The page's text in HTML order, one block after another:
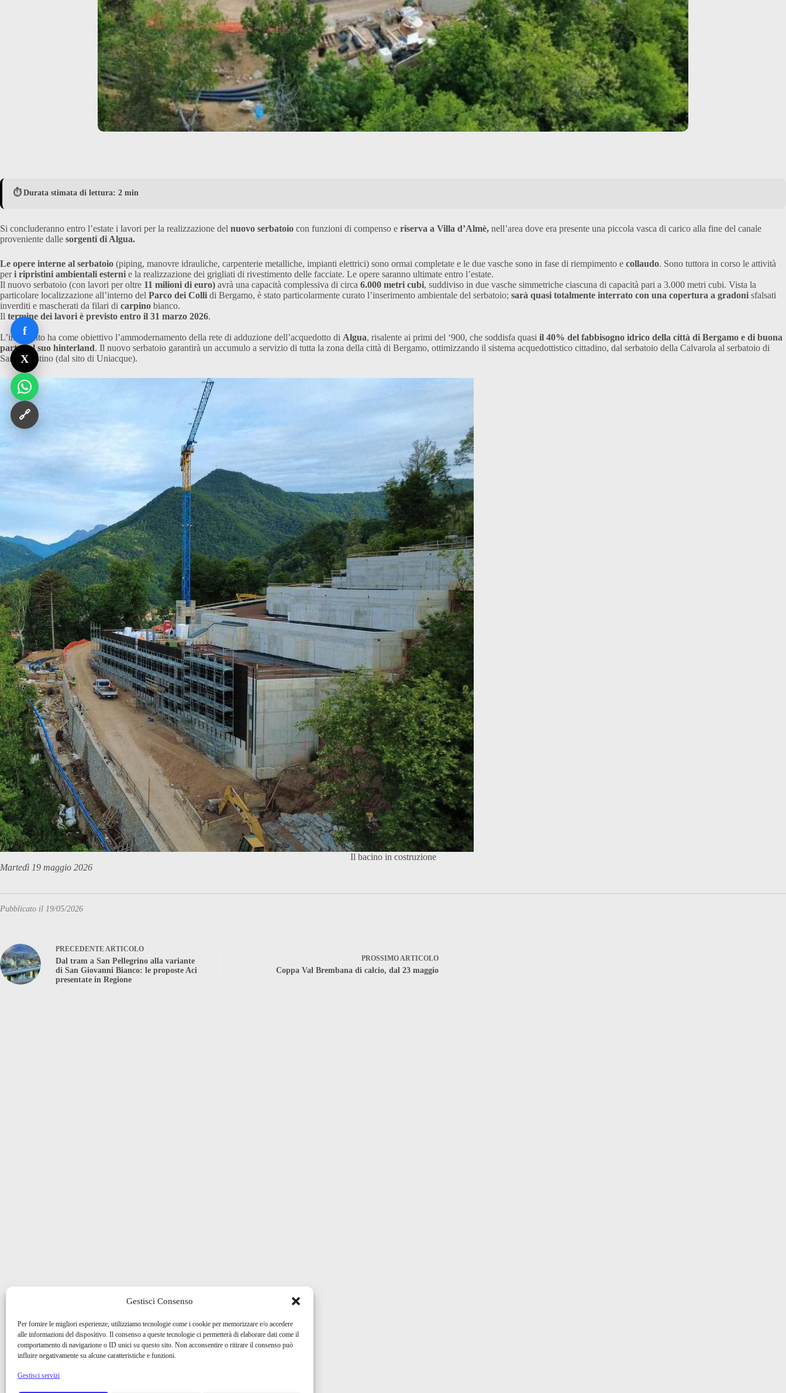
Gestisci Consenso
Per fornire le migliori esperienze, utilizziamo tecnologie come i cookie per memorizzare e/o accedere
alle informazioni del dispositivo. Il consenso a queste tecnologie ci permetterà di elaborare dati come il
comportamento di navigazione o ID unici su questo sito. Non acconsentire o ritirare il consenso può
influire negativamente su alcune caratteristiche e funzioni.
Gestisci servizi
⏱️ Durata stimata di lettura: 2 min
Si concluderanno entro l’estate i lavori per la realizzazione del nuovo serbatoio con funzioni di compenso e riserva a Villa d’Almè, nell’area dove era presente una piccola vasca di carico alla fine del canale
proveniente dalle sorgenti di Algua.
Le opere interne al serbatoio (piping, manovre idrauliche, carpenterie metalliche, impianti elettrici) sono ormai completate e le due vasche sono in fase di riempimento e collaudo. Sono tuttora in corso le attività
peri ripristini ambientali esterni e la realizzazione dei grigliati di rivestimento delle facciate. Le opere saranno ultimate entro l’estate.
Il nuovo serbatoio (con lavori per oltre 11 milioni di euro) avrà una capacità complessiva di circa 6.000 metri cubi, suddiviso in due vasche simmetriche ciascuna di capacità pari a 3.000 metri cubi. Vista la
particolare localizzazione all’interno del Parco dei Colli di Bergamo, è stato particolarmente curato l’inserimento ambientale del serbatoio; sarà quasi totalmente interrato con una copertura a gradoni sfalsati
inverditi e mascherati da filari di carpino bianco.
Il termine dei lavori è previsto entro il 31 marzo 2026.
L’intervento ha come obiettivo l’ammodernamento della rete di adduzione dell’acquedotto di Algua, risalente ai primi del ‘900, che soddisfa quasi il 40% del fabbisogno idrico della città di Bergamo e di buona
parte del suo hinterland. Il nuovo serbatoio garantirà un accumulo a servizio di tutta la zona della città di Bergamo, ottimizzando il sistema acquedottistico cittadino, dal serbatoio della Calvarola al serbatoio di
Sant’Agostino (dal sito di Uniacque).
Il bacino in costruzione
Martedì 19 maggio 2026
Pubblicato il 19/05/2026
f
X
🔗
PRECEDENTEARTICOLO
Dal tram a San Pellegrino alla variante
di San Giovanni Bianco: le proposte Aci
presentate in Regione
PROSSIMOARTICOLO
Coppa Val Brembana di calcio, dal 23 maggio